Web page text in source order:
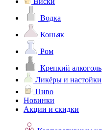
Водка
Коньяк
Ром
Крепкий алкоголь
Ликёры и настойки
Пиво
Новинки
Акции и скидки